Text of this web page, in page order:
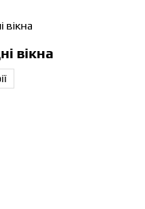
металочерепицю для
вікна